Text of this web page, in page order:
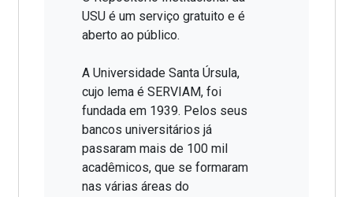
USU é um serviço gratuito e é
aberto ao público.
A Universidade Santa Úrsula,
cujo lema é SERVIAM, foi
fundada em 1939. Pelos seus
bancos universitários já
passaram mais de 100 mil
acadêmicos, que se formaram
nas várias áreas do